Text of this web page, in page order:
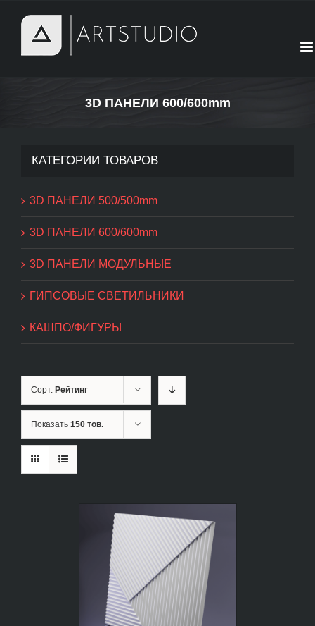
content
3D ПАНЕЛИ 600/600mm
Сорт. Рейтинг
Показать 150 тов.
КАТЕГОРИИ ТОВАРОВ
3D ПАНЕЛИ 500/500mm
3D ПАНЕЛИ 600/600mm
3D ПАНЕЛИ МОДУЛЬНЫЕ
ГИПСОВЫЕ СВЕТИЛЬНИКИ
КАШПО/ФИГУРЫ